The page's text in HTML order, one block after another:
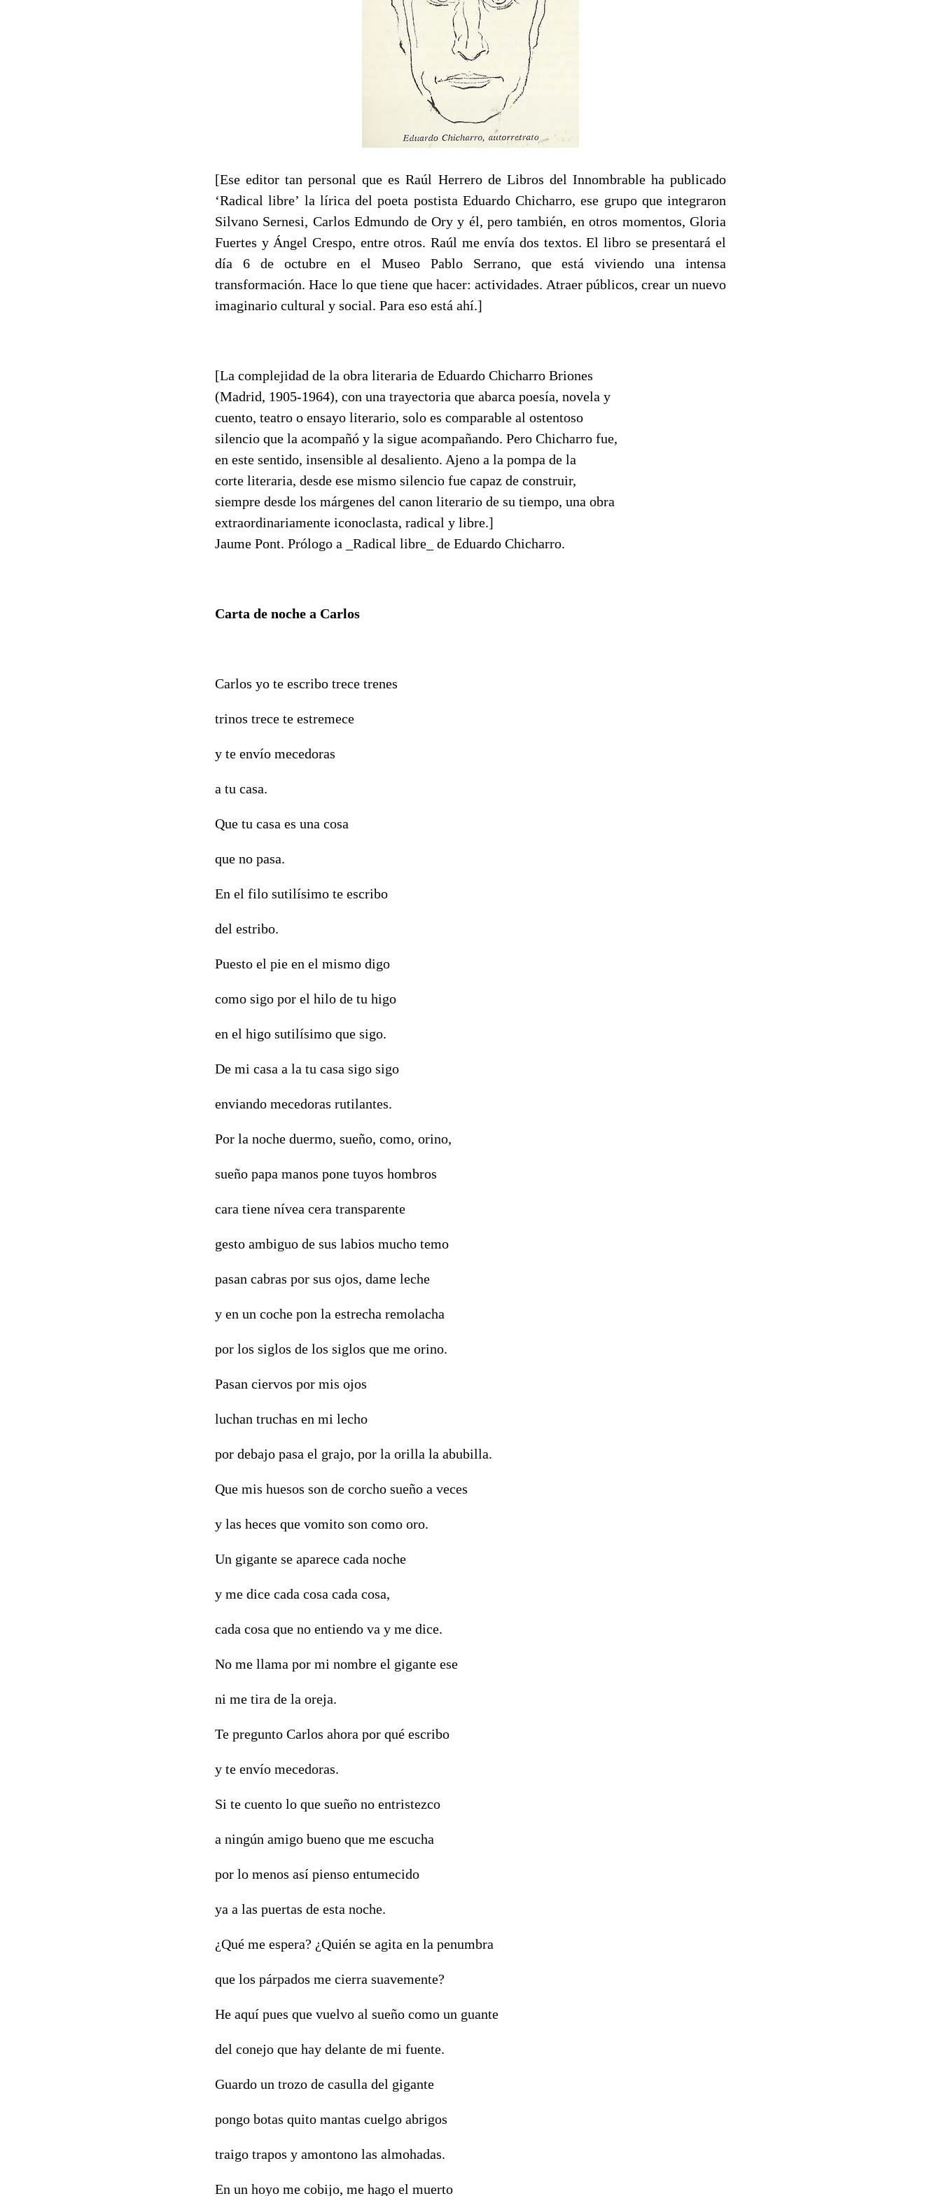
[Ese editor tan personal que es Raúl Herrero de Libros del Innombrable ha publicado
‘Radical libre’ la lírica del poeta postista Eduardo Chicharro, ese grupo que integraron
Silvano Sernesi, Carlos Edmundo de Ory y él, pero también, en otros momentos, Gloria
Fuertes y Ángel Crespo, entre otros. Raúl me envía dos textos. El libro se presentará el
día 6 de octubre en el Museo Pablo Serrano, que está viviendo una intensa
transformación. Hace lo que tiene que hacer: actividades. Atraer públicos, crear un nuevo
imaginario cultural y social. Para eso está ahí.]
[La complejidad de la obra literaria de Eduardo Chicharro Briones
(Madrid, 1905-1964), con una trayectoria que abarca poesía, novela y
cuento, teatro o ensayo literario, solo es comparable al ostentoso
silencio que la acompañó y la sigue acompañando. Pero Chicharro fue,
en este sentido, insensible al desaliento. Ajeno a la pompa de la
corte literaria, desde ese mismo silencio fue capaz de construir,
siempre desde los márgenes del canon literario de su tiempo, una obra
extraordinariamente iconoclasta, radical y libre.]
Jaume Pont. Prólogo a _Radical libre_ de Eduardo Chicharro.
Carta de noche a Carlos
Carlos yo te escribo trece trenes
trinos trece te estremece
y te envío mecedoras
a tu casa.
Que tu casa es una cosa
que no pasa.
En el filo sutilísimo te escribo
del estribo.
Puesto el pie en el mismo digo
como sigo por el hilo de tu higo
en el higo sutilísimo que sigo.
De mi casa a la tu casa sigo sigo
enviando mecedoras rutilantes.
Por la noche duermo, sueño, como, orino,
sueño papa manos pone tuyos hombros
cara tiene nívea cera transparente
gesto ambiguo de sus labios mucho temo
pasan cabras por sus ojos, dame leche
y en un coche pon la estrecha remolacha
por los siglos de los siglos que me orino.
Pasan ciervos por mis ojos
luchan truchas en mi lecho
por debajo pasa el grajo, por la orilla la abubilla.
Que mis huesos son de corcho sueño a veces
y las heces que vomito son como oro.
Un gigante se aparece cada noche
y me dice cada cosa cada cosa,
cada cosa que no entiendo va y me dice.
No me llama por mi nombre el gigante ese
ni me tira de la oreja.
Te pregunto Carlos ahora por qué escribo
y te envío mecedoras.
Si te cuento lo que sueño no entristezco
a ningún amigo bueno que me escucha
por lo menos así pienso entumecido
ya a las puertas de esta noche.
¿Qué me espera? ¿Quién se agita en la penumbra
que los párpados me cierra suavemente?
He aquí pues que vuelvo al sueño como un guante
del conejo que hay delante de mi fuente.
Guardo un trozo de casulla del gigante
pongo botas quito mantas cuelgo abrigos
traigo trapos y amontono las almohadas.
En un hoyo me cobijo, me hago el muerto